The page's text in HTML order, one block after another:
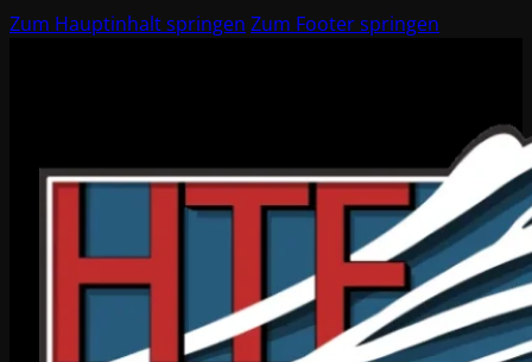
Zum Hauptinhalt springen Zum Footer springen